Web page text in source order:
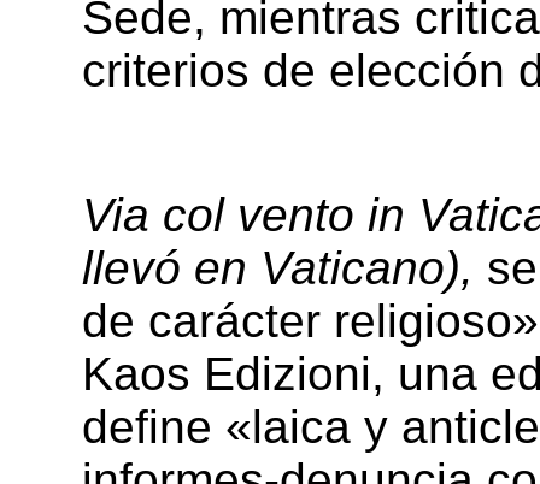
Sede, mientras
criterios de elección
Via col vento in
llevó en Vaticano),
de carácter
Kaos Edizioni, una
define «laica y